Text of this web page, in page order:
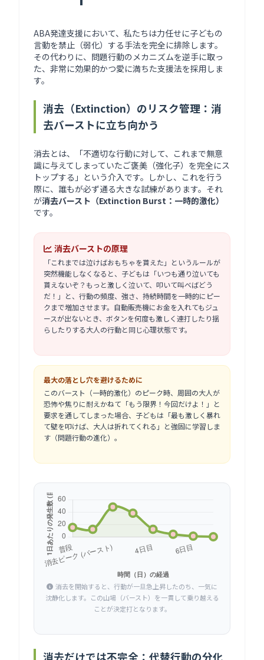
ABA発達支援において、私たちは力任せに子どもの
言動を禁止（弱化）する手法を完全に排除します。
その代わりに、問題行動のメカニズムを逆手に取っ
た、非常に効果的かつ愛に満ちた支援法を採用しま
す。
消去（Extinction）のリスク管理：消
去バーストに立ち向かう
消去とは、「不適切な行動に対して、これまで無意
識に与えてしまっていたご褒美（強化子）を完全にス
トップする」という介入です。しかし、これを行う
際に、誰もが必ず通る大きな試練があります。それ
が消去バースト（Extinction Burst：一時的激化）
です。
消去バーストの原理
「これまでは泣けばおもちゃを貰えた」というルールが
突然機能しなくなると、子どもは「いつも通り泣いても
貰えないぞ？もっと激しく泣いて、叩いて叫べばどう
だ！」と、行動の頻度、強さ、持続時間を一時的にピー
クまで増加させます。自動販売機にお金を入れてもジュ
ースが出ないとき、ボタンを何度も激しく連打したり揺
らしたりする大人の行動と同じ心理状態です。
最大の落とし穴を避けるために
このバースト（一時的激化）のピーク時、周囲の大人が
恐怖や焦りに耐えかねて「もう限界！今回だけよ！」と
要求を通してしまった場合、子どもは「最も激しく暴れ
て壁を叩けば、大人は折れてくれる」と強固に学習しま
す（問題行動の進化）。
消去を開始すると、行動が一旦急上昇したのち、一気に
沈静化します。この山場（バースト）を一貫して乗り越える
ことが決定打となります。
消去だけでは不完全：代替行動の分化